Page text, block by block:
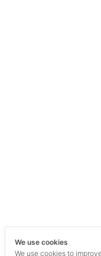
We use cookies
We use cookies to